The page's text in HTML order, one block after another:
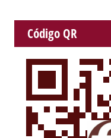
Código QR